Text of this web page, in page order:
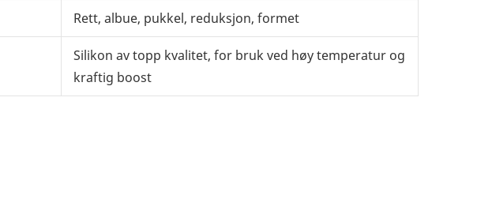
Rett, albue, pukkel, reduksjon, formet
Silikon av topp kvalitet, for bruk ved høy temperatur og
kraftig boost